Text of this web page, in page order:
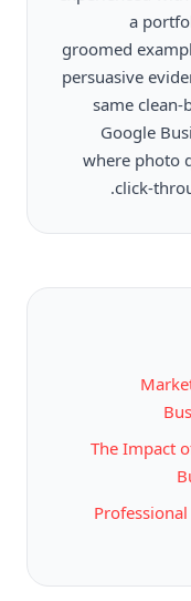
a
groomed
persuasive
same
Google
where photo
click-
The Impact